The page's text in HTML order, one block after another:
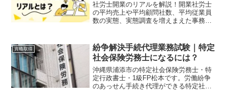
社労士開業のリアルを解説！開業社労士
の平均売上や平均顧問社数、平均従業員
数の実態、実態調査を増えまえた事務所
報満載です。
資格取得
紛争解決手続代理業務試験｜特定
社会保険労務士になるには？
沖縄県浦添市の特定社会保険労務士・特
定行政書士・1級FP松本です。労働紛争
のあっせん手続き代理ができる特定社会